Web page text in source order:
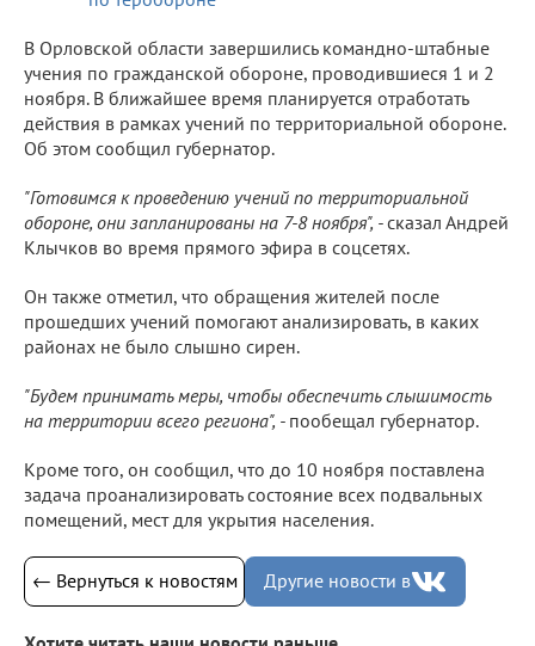
В Орловской области завершились командно-штабные
учения по гражданской обороне, проводившиеся 1 и 2
ноября. В ближайшее время планируется отработать
действия в рамках учений по территориальной обороне.
Об этом сообщил губернатор.
"Готовимся к проведению учений по территориальной
обороне, они запланированы на 7-8 ноября", -сказал Андрей
Клычков во время прямого эфира в соцсетях.
Он также отметил, что обращения жителей после
прошедших учений помогают анализировать, в каких
районах не было слышно сирен.
"Будем принимать меры, чтобы обеспечить слышимость
на территории всего региона", - пообещал губернатор.
Кроме того, он сообщил, что до 10 ноября поставлена
задача проанализировать состояние всех подвальных
помещений, мест для укрытия населения.
← Вернуться к новостям Другие новости в